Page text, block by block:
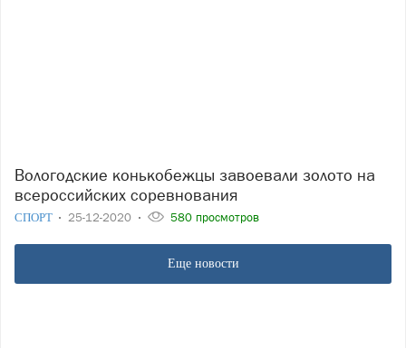
Вологодские конькобежцы завоевали золото на
всероссийских соревнования
СПОРТ 25-12-2020 580 просмотров
Еще новости